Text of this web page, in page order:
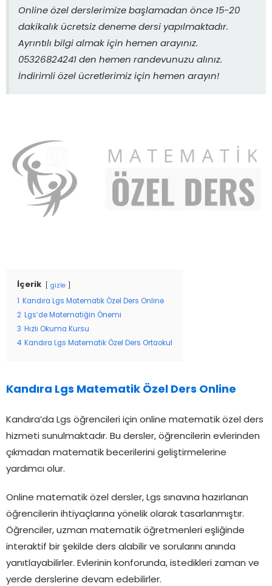
Online özel derslerimize başlamadan önce 15-20
dakikalık ücretsiz deneme dersi yapılmaktadır.
Ayrıntılı bilgi almak için hemen arayınız.
05326824241 den hemen randevunuzu alınız.
İndirimli özel ücretlerimiz için hemen arayın!
İçerik gizle
1 Kandıra Lgs Matematik Özel Ders Online
2 Lgs’de Matematiğin Önemi
3 Hızlı Okuma Kursu
4 Kandıra Lgs Matematik Özel Ders Ortaokul
Kandıra Lgs Matematik Özel Ders Online
Kandıra’da Lgs öğrencileri için online matematik özel ders
hizmeti sunulmaktadır. Bu dersler, öğrencilerin evlerinden
çıkmadan matematik becerilerini geliştirmelerine
yardımcı olur.
Online matematik özel dersler, Lgs sınavına hazırlanan
öğrencilerin ihtiyaçlarına yönelik olarak tasarlanmıştır.
Öğrenciler, uzman matematik öğretmenleri eşliğinde
interaktif bir şekilde ders alabilir ve sorularını anında
yanıtlayabilirler. Evlerinin konforunda, istedikleri zaman ve
yerde derslerine devam edebilirler.